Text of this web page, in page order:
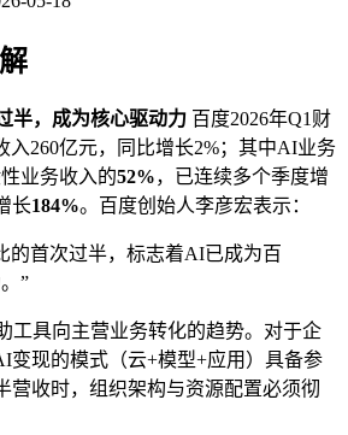
半，成为核心驱动力 百度2026年Q1财
入260亿元，同比增长2%；其中AI业务
业务收入的52%，已连续多个季度增
长184%。百度创始人李彦宏表示：
的首次过半，标志着AI已成为百
”
工具向主营业务转化的趋势。对于企
变现的模式（云+模型+应用）具备参
营收时，组织架构与资源配置必须彻